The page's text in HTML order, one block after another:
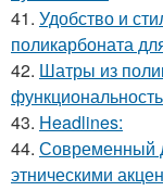
41. Удобство и
поликарбоната
42. Шатры из
43. Headlines:
44. Современный
этническими